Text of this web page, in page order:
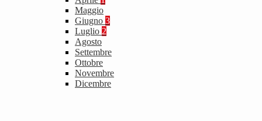
Maggio
Giugno 3
Luglio 2
Agosto
Settembre
Ottobre
Novembre
Dicembre